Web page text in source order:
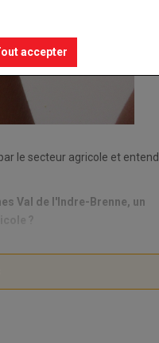
le secteur agricole et entend
Val de l'Indre-Brenne, un
?
accepter